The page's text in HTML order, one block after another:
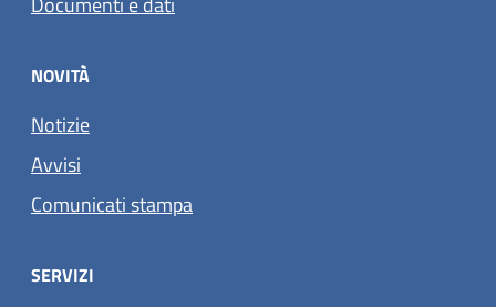
NOVITÀ
Notizie
Avvisi
Comunicati stampa
SERVIZI